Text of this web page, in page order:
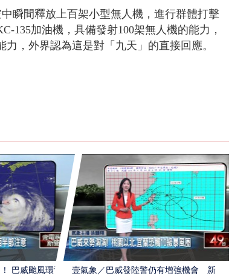
瞬間釋放上百架小型無人機，進行群體打擊
135加油機，具備發射100架無人機的能力，
，外界認為這是對「九天」的直接回應。
巴威颱風環流
壹氣象／巴威發陸警仍有增強機會 新